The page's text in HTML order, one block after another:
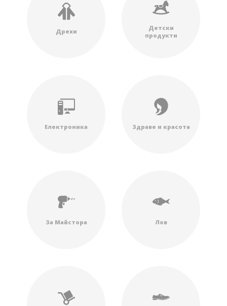
Дрехи
Детски
продукти
Електроника Здраве и красота
За Майстора Лов